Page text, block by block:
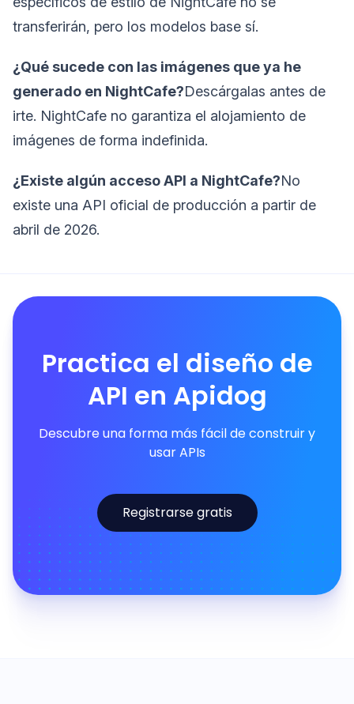
transferirán, pero los modelos base sí.
¿Qué sucede con las imágenes que ya he
generado en NightCafe?Descárgalas antes de
irte. NightCafe no garantiza el alojamiento de
imágenes de forma indefinida.
¿Existe algún acceso API a NightCafe?No
existe una API oficial de producción a partir de
abril de 2026.
Practica el diseño de
API en Apidog
Descubre una forma más fácil de construir y
usar APIs
Registrarse gratis